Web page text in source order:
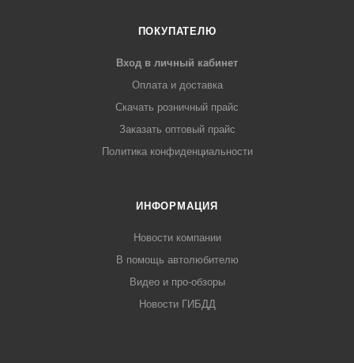
ПОКУПАТЕЛЮ
Вход в личный кабинет
Оплата и доставка
Скачать розничный прайс
Заказать оптовый прайс
Политика конфиденциальности
ИНФОРМАЦИЯ
Новости компании
В помощь автолюбителю
Видео и про-обзоры
Новости ГИБДД